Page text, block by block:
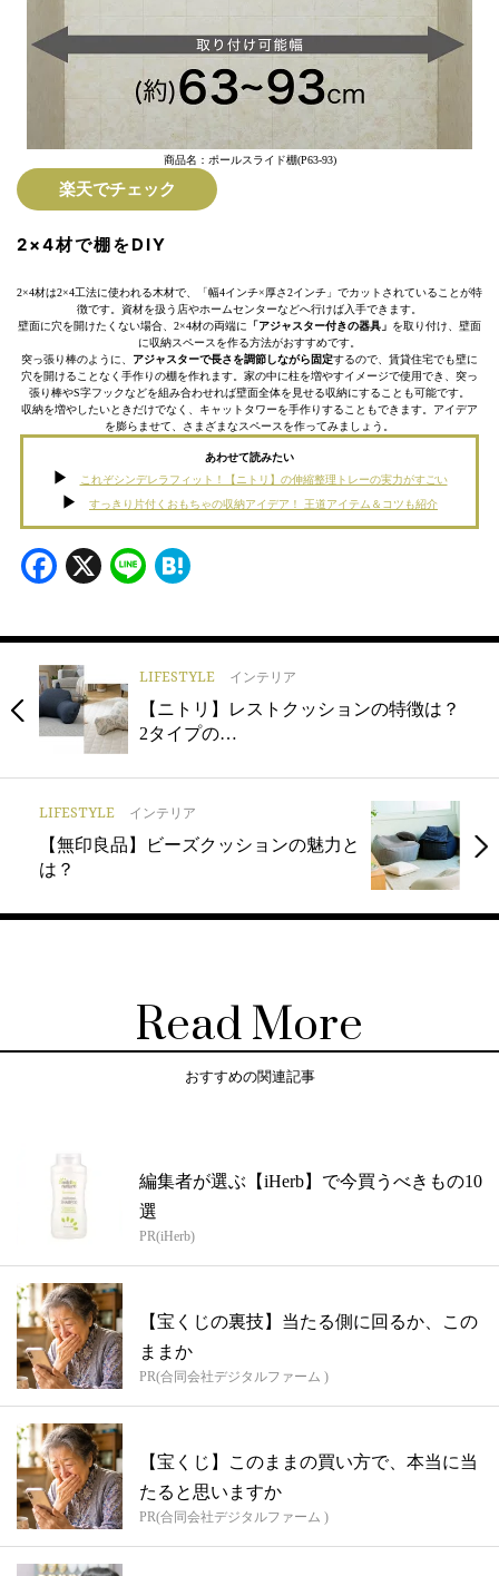
商品名：ポールスライド棚(P63-93)
楽天でチェック
2×4材で棚をDIY
2×4材は2×4工法に使われる木材で、「幅4インチ×厚さ2インチ」でカットされていることが特
徴です。資材を扱う店やホームセンターなどへ行けば入手できます。
壁面に穴を開けたくない場合、2×4材の両端に 「アジャスター付きの器具」 を取り付け、壁面
に収納スペースを作る方法がおすすめです。
突っ張り棒のように、 アジャスターで長さを調節しながら固定するので、賃貸住宅でも壁に
穴を開けることなく手作りの棚を作れます。家の中に柱を増やすイメージで使用でき、突っ
張り棒やS字フックなどを組み合わせれば壁面全体を見せる収納にすることも可能です。
収納を増やしたいときだけでなく、キャットタワーを手作りすることもできます。アイデア
を膨らませて、さまざまなスペースを作ってみましょう。
あわせて読みたい
これぞシンデレラフィット！【ニトリ】の伸縮整理トレーの実力がすごい
すっきり片付くおもちゃの収納アイデア！ 王道アイテム＆コツも紹介
Facebook
X Line
LIFESTYLE インテリア
【ニトリ】レストクッションの特徴は？
2タイプの…
LIFESTYLE インテリア
【無印良品】ビーズクッションの魅力と
は？
Read More
おすすめの関連記事
編集者が選ぶ【iHerb】で今買うべきもの10
選
PR(iHerb)
【宝くじの裏技】当たる側に回るか、この
ままか
PR(合同会社デジタルファーム )
【宝くじ】このままの買い方で、本当に当
たると思いますか
PR(合同会社デジタルファーム )